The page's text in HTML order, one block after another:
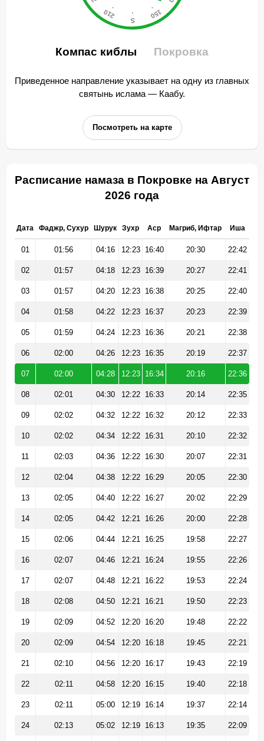
Компас киблы Покровка
Приведенное направление указывает на одну из главных
святынь ислама — Каабу.
Посмотреть на карте
Расписание намаза в Покровке на Август
2026 года
Дата Фаджр, Сухур Шурук Зухр Аср Магриб, Ифтар Иша
01 01:56 04:16 12:23 16:40 20:30 22:42
02 01:57 04:18 12:23 16:39 20:27 22:41
03 01:57 04:20 12:23 16:38 20:25 22:40
04 01:58 04:22 12:23 16:37 20:23 22:39
05 01:59 04:24 12:23 16:36 20:21 22:38
06 02:00 04:26 12:23 16:35 20:19 22:37
07 02:00 04:28 12:23 16:34 20:16 22:36
08 02:01 04:30 12:22 16:33 20:14 22:35
09 02:02 04:32 12:22 16:32 20:12 22:33
10 02:02 04:34 12:22 16:31 20:10 22:32
11 02:03 04:36 12:22 16:30 20:07 22:31
12 02:04 04:38 12:22 16:29 20:05 22:30
13 02:05 04:40 12:22 16:27 20:02 22:29
14 02:05 04:42 12:21 16:26 20:00 22:28
15 02:06 04:44 12:21 16:25 19:58 22:27
16 02:07 04:46 12:21 16:24 19:55 22:26
17 02:07 04:48 12:21 16:22 19:53 22:24
18 02:08 04:50 12:21 16:21 19:50 22:23
19 02:09 04:52 12:20 16:20 19:48 22:22
20 02:09 04:54 12:20 16:18 19:45 22:21
21 02:10 04:56 12:20 16:17 19:43 22:19
22 02:11 04:58 12:20 16:15 19:40 22:18
23 02:11 05:00 12:19 16:14 19:37 22:14
24 02:13 05:02 12:19 16:13 19:35 22:09